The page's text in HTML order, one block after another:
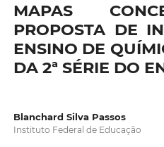
MAPAS
PROPOSTA DE
ENSINO DE
DA 2ª SÉRIE DO
Blanchard Silva Passos
Instituto Federal de Educação